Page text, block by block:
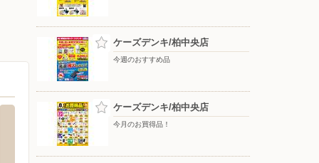
ケーズデンキ/柏中央店
今週のおすすめ品
ケーズデンキ/柏中央店
今月のお買得品！